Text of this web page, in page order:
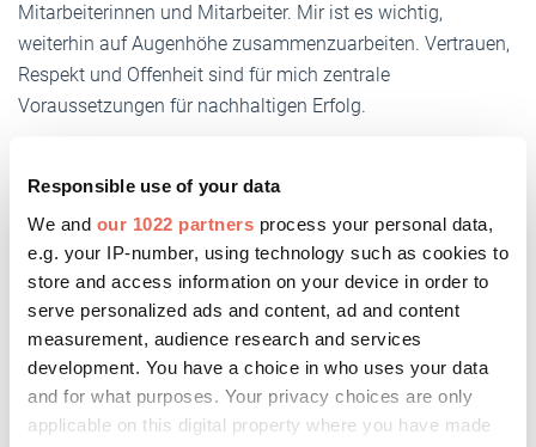
Responsible use of your data
We and our 1022 partners process your personal data,
e.g. your IP-number, using technology such as cookies to
store and access information on your device in order to
serve personalized ads and content, ad and content
measurement, audience research and services
development. You have a choice in who uses your data
and for what purposes. Your privacy choices are only
applicable on this digital property where you have made
Mitarbeiterinnen und Mitarbeiter. Mir ist es wichtig,
weiterhin auf Augenhöhe zusammenzuarbeiten. Vertrauen,
Respekt und Offenheit sind für mich zentrale
Voraussetzungen für nachhaltigen Erfolg.
Wertschätzung und faire Rahmenbedingungen. Ebenso
liegt mir die persönliche und fachliche Entwicklung unserer
Mitarbeiter sehr am Herzen. hilzinger soll auch künftig ein
Ort sein, an dem man sich einbringen, wachsen und gerne
arbeiten kann. Ich freue mich darauf, gemeinsam mit
unserem Team, unseren Partnern und Kunden den
eingeschlagenen Weg weiterzugehen – langfristig,
partnerschaftlich und mit dem klaren Anspruch, das
Lebenswerk meines Vaters verantwortungsvoll